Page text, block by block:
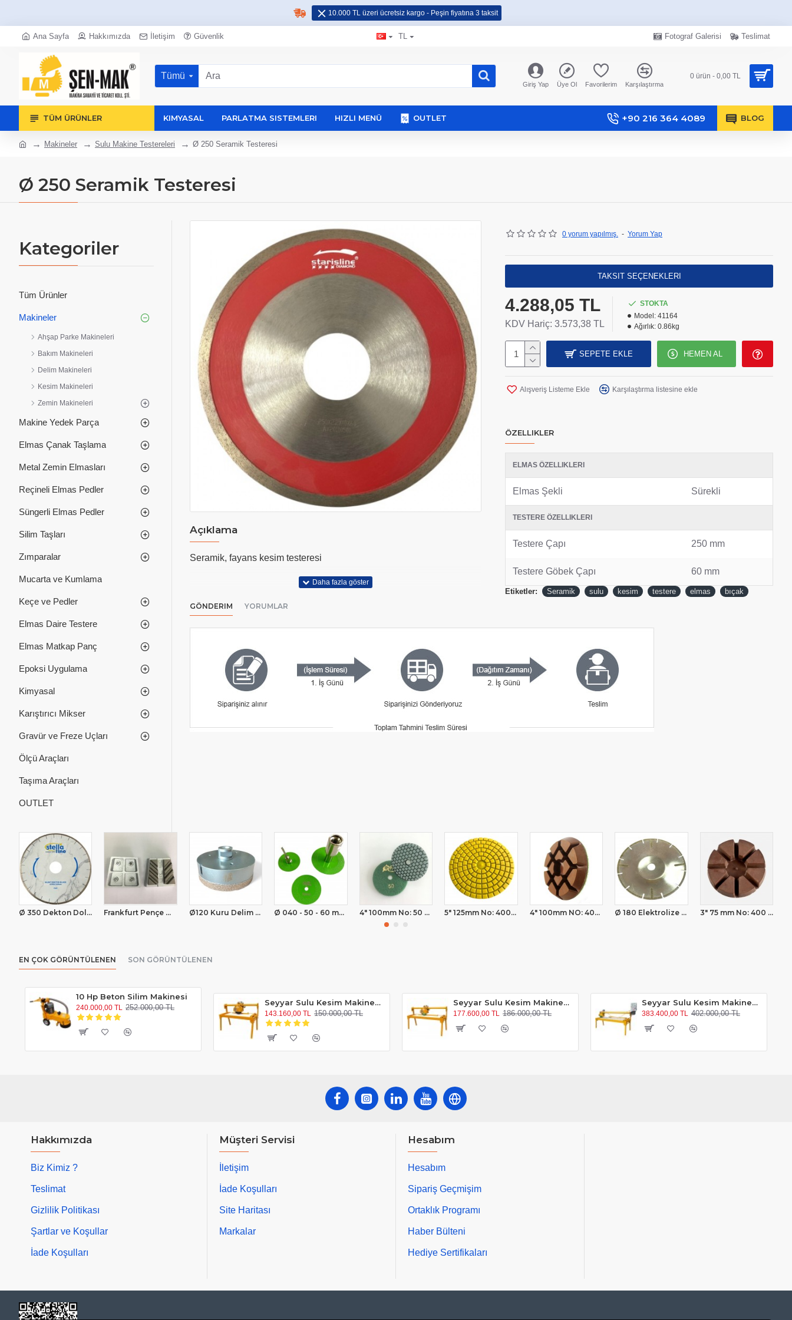
10.000 TL üzeri ücretsiz kargo - Peşin fiyatına 3 taksit
Ana Sayfa Hakkımızda İletişim Güvenlik TL Fotograf Galerisi Teslimat
Tümü
Giriş Yap Üye Ol Favorilerim Karşılaştırma
0 ürün - 0,00 TL
TÜM ÜRÜNLER KIMYASAL PARLATMA SISTEMLERI HIZLI MENÜ OUTLET +90 216 364 4089 BLOG
Makineler Sulu Makine Testereleri Ø 250 Seramik Testeresi
Ø 250 Seramik Testeresi
Kategoriler
Tüm Ürünler
Makineler
Ahşap Parke Makineleri
Bakım Makineleri
Delim Makineleri
Kesim Makineleri
Zemin Makineleri
Makine Yedek Parça
Elmas Çanak Taşlama
Metal Zemin Elmasları
Reçineli Elmas Pedler
Süngerli Elmas Pedler
Silim Taşları
Zımparalar
Mucarta ve Kumlama
Keçe ve Pedler
Elmas Daire Testere
Elmas Matkap Panç
Epoksi Uygulama
Kimyasal
Karıştırıcı Mikser
Gravür ve Freze Uçları
Ölçü Araçları
Taşıma Araçları
OUTLET
Açıklama
Seramik, fayans kesim testeresi
0 yorum yapılmış. - Yorum Yap
TAKSIT SEÇENEKLERI
4.288,05 TL
KDV Hariç: 3.573,38 TL
STOKTA
Model: 41164
Ağırlık: 0.86kg
SEPETE EKLE HEMEN AL
Alışveriş Listeme Ekle Karşılaştırma listesine ekle
ÖZELLIKLER
ELMAS ÖZELLIKLERI
Elmas Şekli Sürekli
TESTERE ÖZELLIKLERI
Testere Çapı 250 mm
Testere Göbek Çapı 60 mm
Etiketler: Seramik sulu kesim testere elmas
bıçak
GÖNDERIM
YORUMLAR
Ø 350 Dekton Dolomit Sulu Kesim Elmas Testere Frankfurt Pençe Metal Elmas No: 440 Ø120 Kuru Delim Ucu Ø 040 - 50 - 60 mm SET Cam Dekton Porselen Kesme ve Pah Elmas Testeresi Bıçağı 4" 100mm No: 50 Kuru Parlatma Pedi 5" 125mm No: 400 Parlatma Elmas Ped 4" 100mm NO: 400 Beton Parlatma Pedleri Ø 180 Elektrolize Evye Yeri Açma Testeresi 3" 75 mm No: 400 Bakır Beton Parlatma Pedi
EN ÇOK GÖRÜNTÜLENEN SON GÖRÜNTÜLENEN
10 Hp Beton Silim Makinesi
240.000,00 TL 252.000,00 TL
Seyyar Sulu Kesim Makinesi ( 120 cm Keser )
143.160,00 TL 150.000,00 TL
Seyyar Sulu Kesim Makinesi ( 160 cm Keser )
177.600,00 TL 186.000,00 TL
Seyyar Sulu Kesim Makinesi ( 200 cm Keser ) Otomatik
383.400,00 TL 402.000,00 TL
Hakkımızda
Biz Kimiz ?
Teslimat
Gizlilik Politikası
Şartlar ve Koşullar
İade Koşulları
Müşteri Servisi
İletişim
İade Koşulları
Site Haritası
Markalar
Hesabım
Hesabım
Sipariş Geçmişim
Ortaklık Programı
Haber Bülteni
Hediye Sertifikaları